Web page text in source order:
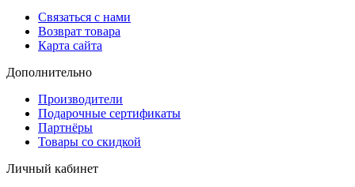
Связаться с нами
Возврат товара
Карта сайта
Дополнительно
Производители
Подарочные сертификаты
Партнёры
Товары со скидкой
Личный кабинет